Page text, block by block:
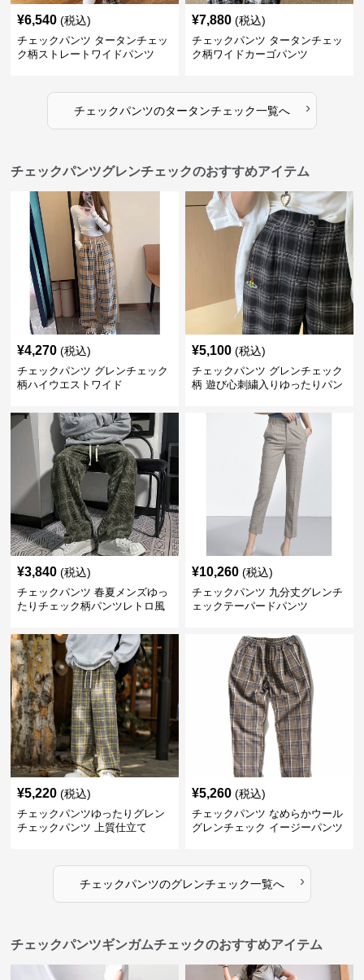
¥6,540 (税込)
チェックパンツ タータンチェッ
ク柄ストレートワイドパンツ
¥7,880 (税込)
チェックパンツ タータンチェッ
ク柄ワイドカーゴパンツ
チェックパンツのタータンチェック一覧へ ›
チェックパンツグレンチェックのおすすめアイテム
¥4,270 (税込)
チェックパンツ グレンチェック
柄ハイウエストワイド
¥5,100 (税込)
チェックパンツ グレンチェック
柄 遊び心刺繍入りゆったりパン
¥3,840 (税込)
チェックパンツ 春夏メンズゆっ
たりチェック柄パンツレトロ風
¥10,260 (税込)
チェックパンツ 九分丈グレンチ
ェックテーパードパンツ
¥5,220 (税込)
チェックパンツゆったりグレン
チェックパンツ 上質仕立て
¥5,260 (税込)
チェックパンツ なめらかウール
グレンチェック イージーパンツ
チェックパンツのグレンチェック一覧へ ›
チェックパンツギンガムチェックのおすすめアイテム